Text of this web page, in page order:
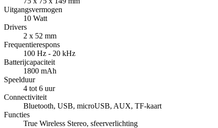
Uitgangsvermogen
10 Watt
Drivers
2 x 52 mm
Frequentierespons
100 Hz - 20 kHz
Batterijcapaciteit
1800 mAh
Speelduur
4 tot 6 uur
Connectiviteit
Bluetooth, USB, microUSB, AUX, TF-kaart
Functies
True Wireless Stereo, sfeerverlichting